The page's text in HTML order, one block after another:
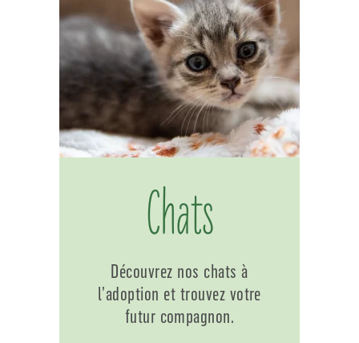
Chats
Découvrez nos chats à
l’adoption et trouvez votre
futur compagnon.